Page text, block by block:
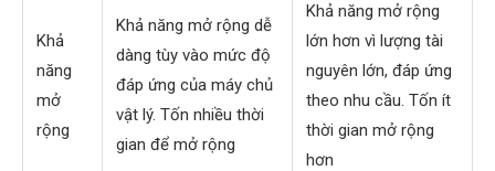
Khả
năng
mở
rộng
Khả năng mở rộng dễ
dàng tùy vào mức độ
đáp ứng của máy chủ
vật lý. Tốn nhiều thời
gian để mở rộng
Khả năng mở rộng
lớn hơn vì lượng tài
nguyên lớn, đáp ứng
theo nhu cầu. Tốn ít
thời gian mở rộng
hơn